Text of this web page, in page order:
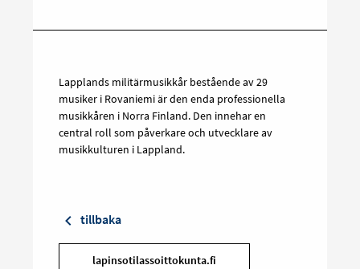
Lapplands militärmusikkår bestående av 29
musiker i Rovaniemi är den enda professionella
musikkåren i Norra Finland. Den innehar en
central roll som påverkare och utvecklare av
musikkulturen i Lappland.
tillbaka
lapinsotilassoittokunta.fi